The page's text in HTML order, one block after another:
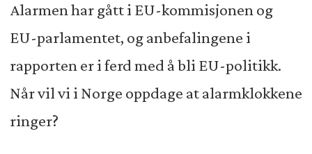
Alarmen har gått i EU-kommisjonen og
EU-parlamentet, og anbefalingene i
rapporten er i ferd med å bli EU-politikk.
Når vil vi i Norge oppdage at alarmklokkene
ringer?